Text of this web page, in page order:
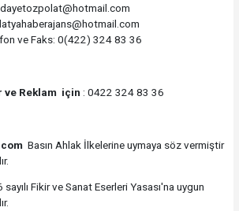
ve Faks: 0(422) 324 83 36
ve Reklam için : 0422 324 83 36
Basın Ahlak İlkelerine uymaya söz vermiştir
Fikir ve Sanat Eserleri Yasası'na uygun